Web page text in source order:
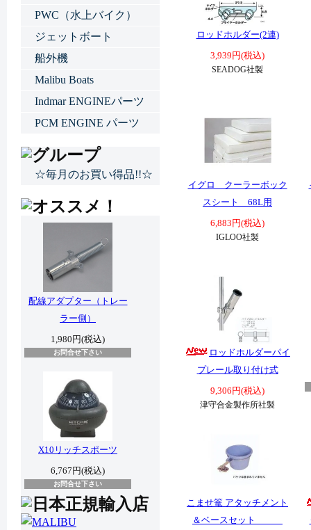
ロッドホルダー(2連)
3,939円(税込)
SEADOG社製
イグロ クーラーボック
スシート 68L用
6,883円(税込)
IGLOO社製
ロッドホルダーパイ
プレール取り付け式
9,306円(税込)
津守合金製作所社製
こませ篭 アタッチメント
＆ベースセット
PWC（水上バイク）
ジェットボート
船外機
Malibu Boats
Indmar ENGINEパーツ
PCM ENGINE パーツ
☆毎月のお買い得品!!☆
配線アダプター（トレー
ラー側）
1,980円(税込)
お問合せ下さい
X10リッチスポーツ
6,767円(税込)
お問合せ下さい